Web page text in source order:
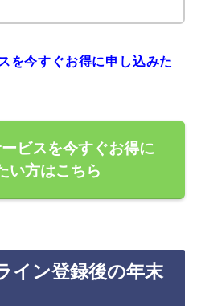
を今すぐお得に申し込みた
ビスを今すぐお得に
い方はこちら
イン登録後の年末